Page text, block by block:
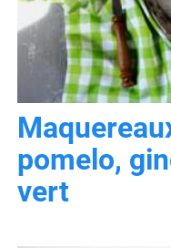
pomelo,
vert